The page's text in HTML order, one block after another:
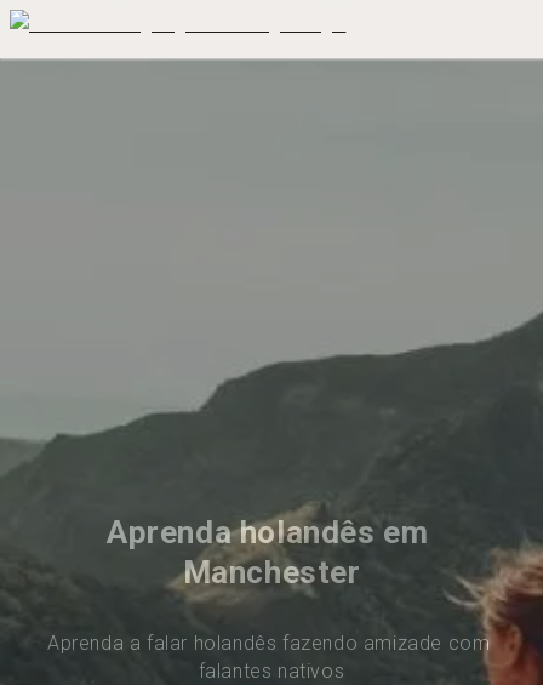
Aprenda holandês em
Manchester
Aprenda a falar holandês fazendo amizade com
falantes nativos